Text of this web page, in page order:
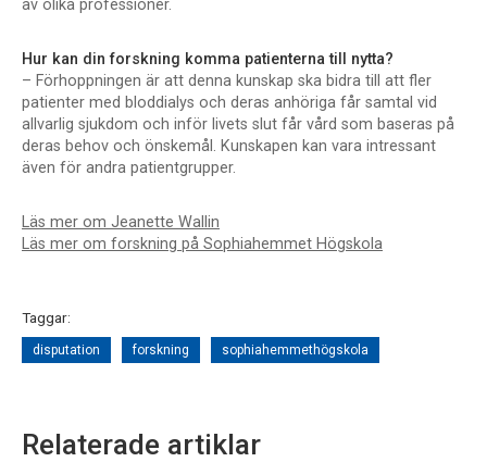
av olika professioner.
Hur kan din forskning komma patienterna till nytta?
– Förhoppningen är att denna kunskap ska bidra till att fler
patienter med bloddialys och deras anhöriga får samtal vid
allvarlig sjukdom och inför livets slut får vård som baseras på
deras behov och önskemål. Kunskapen kan vara intressant
även för andra patientgrupper.
Läs mer om Jeanette Wallin
Läs mer om forskning på Sophiahemmet Högskola
Taggar:
disputation forskning sophiahemmethögskola
Relaterade artiklar